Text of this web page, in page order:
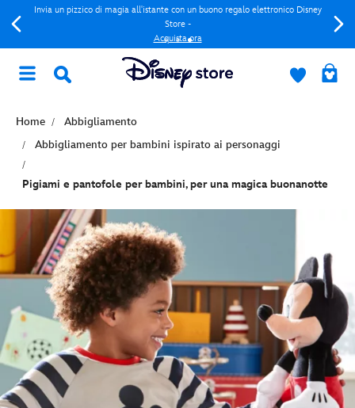
Invia un pizzico di magia all'istante con un buono regalo elettronico Disney
Store -
Acquista ora
Home
Abbigliamento
Abbigliamento per bambini ispirato ai personaggi
Pigiami e pantofole per bambini, per una magica buonanotte